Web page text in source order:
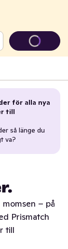
för alla nya
till
så länge du
va?
– på
Prismatch
till